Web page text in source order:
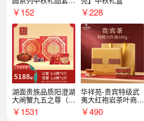
企业送客户商务伴手
礼
￥152 ￥228
湖面贵族品质阳澄湖
大闸蟹九五之尊（卡
券）5188型
￥1531
华祥苑-贵宾特级武
夷大红袍岩茶叶商务
礼盒中秋节送长辈1
00g
￥490